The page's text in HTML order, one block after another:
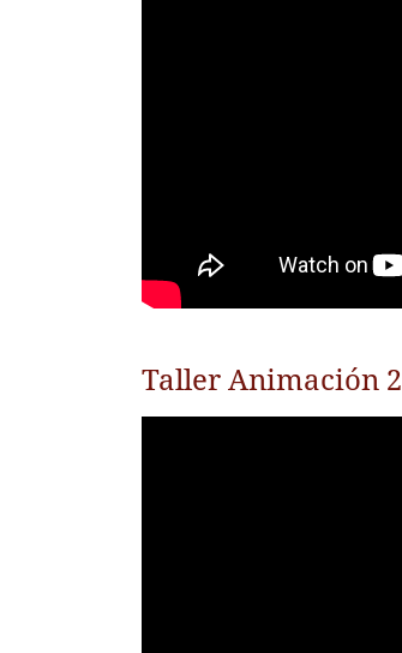
Taller Animación 2